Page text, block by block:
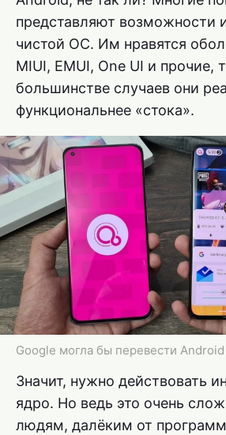
представляют возможности
чистой ОС. Им нравятся
MIUI, EMUI, One UI и прочие,
большинстве случаев они
функциональнее «стока».
Google могла бы перевести
Значит, нужно действовать
ядро. Но ведь это очень
людям, далёким от